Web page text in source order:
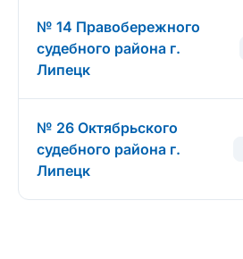
№ 14 Правобережного
судебного района г.
Липецк
№ 26 Октябрьского
судебного района г.
Липецк